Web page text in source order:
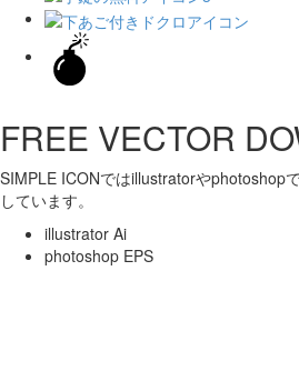
FREE VECTOR
SIMPLE ICONではillustratorやphotoshop
しています。
illustrator Ai
photoshop EPS